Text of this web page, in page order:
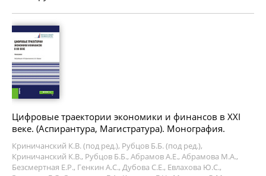
Цифровые траектории экономики и финансов в XXI
веке. (Аспирантура, Магистратура). Монография.
Криничанский К.В. (под ред.), Рубцов Б.Б. (под ред.),
Криничанский К.В., Рубцов Б.Б., Абрамов А.Е., Абрамова М.А.,
Безсмертная Е.Р., Генкин А.С., Дубова С.Е., Евлахова Ю.С.,